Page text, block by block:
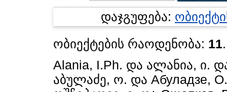
დაჯგუფება:
ობიექტების რაოდენობა: 11.
Alania, I.Ph. და ალანია, ი.
აბულაძე, ო. და Абуладзе,